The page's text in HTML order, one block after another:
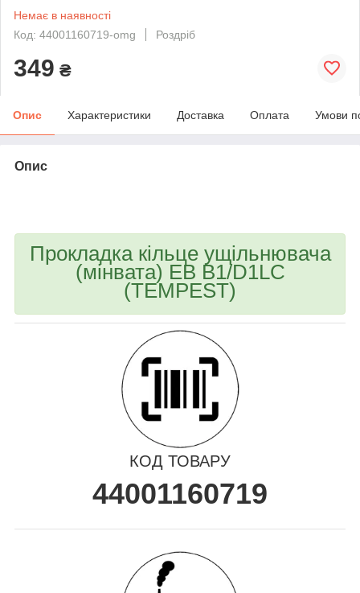
Немає в наявності
Код: 44001160719-omg
Роздріб
349 ₴
Опис Характеристики Доставка Оплата Умови
Опис
Прокладка кільце ущільнювача
(мінвата) EB B1/D1LC
(TEMPEST)
КОД ТОВАРУ
44001160719